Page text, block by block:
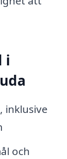
i
inklusive
och